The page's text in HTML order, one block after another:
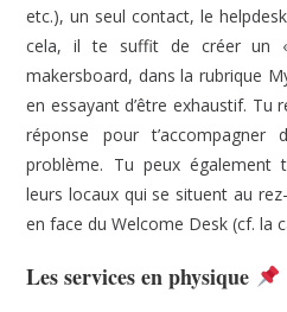
etc.), un seul contact, le
cela, il te suffit de créer un
makersboard, dans la rubrique
en essayant d’être exhaustif. Tu
réponse pour
problème. Tu peux également
leurs locaux qui se situent au
en face du Welcome Desk (cf. la
Les services en physique